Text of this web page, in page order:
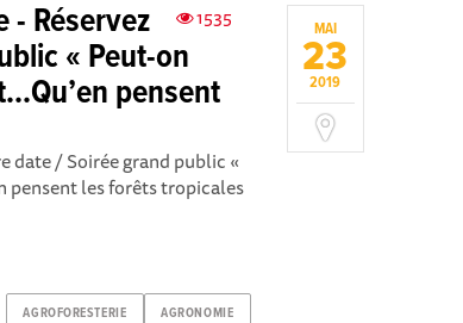
MAI
23
2019
1535
- Réservez
« Peut-on
pensent
date / Soirée grand public «
pensent les forêts tropicales
AGROFORESTERIE AGRONOMIE